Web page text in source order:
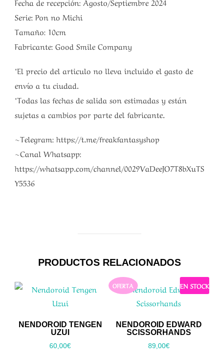
Serie: Pon no Michi
Tamaño: 10cm
Fabricante: Good Smile Company
*El precio del articulo no lleva incluido el gasto de
envío a tu ciudad.
*Todas las fechas de salida son estimadas y están
sujetas a cambios por parte del fabricante.
~Telegram: https://t.me/freakfantasyshop
~Canal Whatsapp:
https://whatsapp.com/channel/0029VaDeeJO7T8bXuTS
Y5536
PRODUCTOS RELACIONADOS
NENDOROID TENGEN
UZUI
60,00€
OFERTA EN STOCK
NENDOROID EDWARD
SCISSORHANDS
89,00€